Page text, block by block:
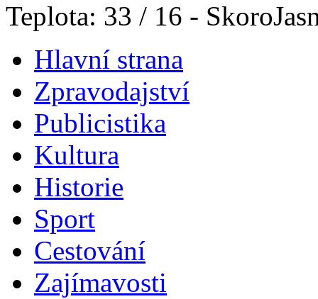
Teplota: 33 / 16 -
Hlavní strana
Zpravodajství
Publicistika
Kultura
Historie
Sport
Cestování
Zajímavosti